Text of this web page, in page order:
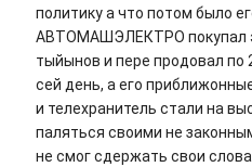
политику а что потом было
АВТОМАШЭЛЕКТРО покупал
тыйынов и пере продовал по
сей день, а его
и телехранитель стали на
паляться своими не
не смог сдержать свои